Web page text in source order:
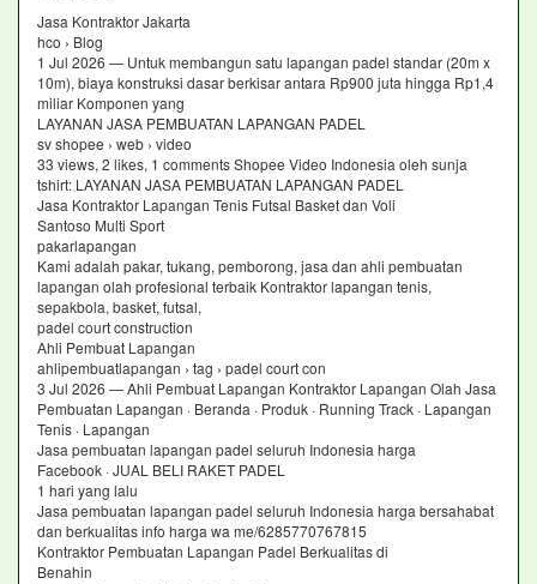
Jasa Kontraktor Jakarta
hco › Blog
1 Jul 2026 — Untuk membangun satu lapangan padel standar (20m x
10m), biaya konstruksi dasar berkisar antara Rp900 juta hingga Rp1,4
miliar Komponen yang
LAYANAN JASA PEMBUATAN LAPANGAN PADEL
sv shopee › web › video
33 views, 2 likes, 1 comments Shopee Video Indonesia oleh sunja
tshirt: LAYANAN JASA PEMBUATAN LAPANGAN PADEL
Jasa Kontraktor Lapangan Tenis Futsal Basket dan Voli
Santoso Multi Sport
pakarlapangan
Kami adalah pakar, tukang, pemborong, jasa dan ahli pembuatan
lapangan olah profesional terbaik Kontraktor lapangan tenis,
sepakbola, basket, futsal,
padel court construction
Ahli Pembuat Lapangan
ahlipembuatlapangan › tag › padel court con
3 Jul 2026 — Ahli Pembuat Lapangan Kontraktor Lapangan Olah Jasa
Pembuatan Lapangan · Beranda · Produk · Running Track · Lapangan
Tenis · Lapangan
Jasa pembuatan lapangan padel seluruh Indonesia harga
Facebook · JUAL BELI RAKET PADEL
1 hari yang lalu
Jasa pembuatan lapangan padel seluruh Indonesia harga bersahabat
dan berkualitas info harga wa me/6285770767815
Kontraktor Pembuatan Lapangan Padel Berkualitas di
Benahin